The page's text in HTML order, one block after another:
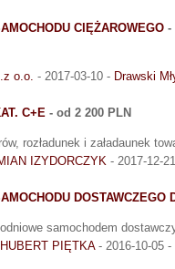
CIĘŻAROWEGO -
o.o. - 2017-03-10 - Drawski
C+E - od 2 200 PLN
rozładunek i załadaunek
IZYDORCZYK - 2017-12-
DOSTAWCZEGO
samochodem
PIĘTKA- 2016-10-05 -